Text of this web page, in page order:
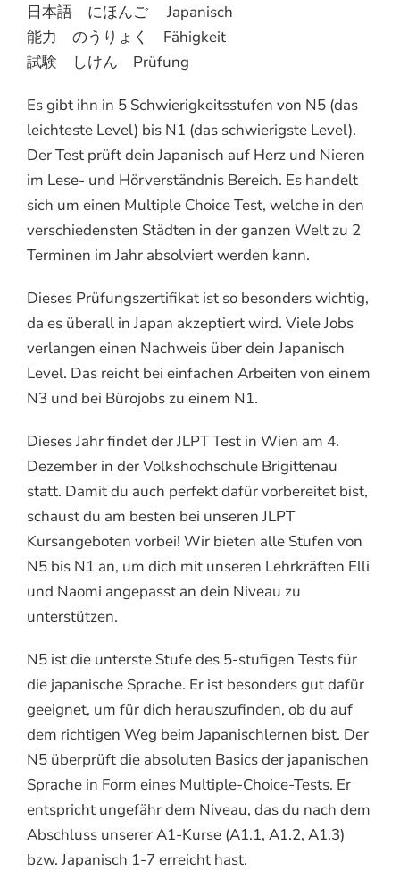
日本語 にほんご Japanisch
能力 のうりょく Fähigkeit
試験 しけん Prüfung
Es gibt ihn in 5 Schwierigkeitsstufen von N5 (das
leichteste Level) bis N1 (das schwierigste Level).
Der Test prüft dein Japanisch auf Herz und Nieren
im Lese- und Hörverständnis Bereich. Es handelt
sich um einen Multiple Choice Test, welche in den
verschiedensten Städten in der ganzen Welt zu 2
Terminen im Jahr absolviert werden kann.
Dieses Prüfungszertifikat ist so besonders wichtig,
da es überall in Japan akzeptiert wird. Viele Jobs
verlangen einen Nachweis über dein Japanisch
Level. Das reicht bei einfachen Arbeiten von einem
N3 und bei Bürojobs zu einem N1.
Dieses Jahr findet der JLPT Test in Wien am 4.
Dezember in der Volkshochschule Brigittenau
statt. Damit du auch perfekt dafür vorbereitet bist,
schaust du am besten bei unseren JLPT
Kursangeboten vorbei! Wir bieten alle Stufen von
N5 bis N1 an, um dich mit unseren Lehrkräften Elli
und Naomi angepasst an dein Niveau zu
unterstützen.
N5 ist die unterste Stufe des 5-stufigen Tests für
die japanische Sprache. Er ist besonders gut dafür
geeignet, um für dich herauszufinden, ob du auf
dem richtigen Weg beim Japanischlernen bist. Der
N5 überprüft die absoluten Basics der japanischen
Sprache in Form eines Multiple-Choice-Tests. Er
entspricht ungefähr dem Niveau, das du nach dem
Abschluss unserer A1-Kurse (A1.1, A1.2, A1.3)
bzw. Japanisch 1-7 erreicht hast.